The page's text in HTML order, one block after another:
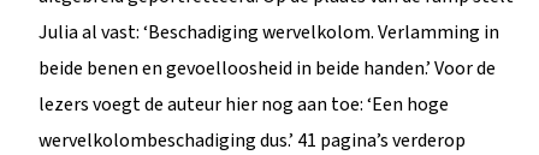
Julia al vast: ‘Beschadiging wervelkolom. Verlamming in
beide benen en gevoelloosheid in beide handen.’ Voor de
lezers voegt de auteur hier nog aan toe: ‘Een hoge
wervelkolombeschadiging dus.’ 41 pagina’s verderop